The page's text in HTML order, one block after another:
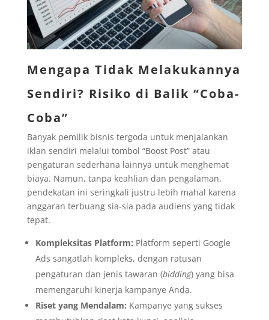
Mengapa Tidak Melakukannya
Sendiri? Risiko di Balik “Coba-
Coba”
Banyak pemilik bisnis tergoda untuk menjalankan
iklan sendiri melalui tombol “Boost Post” atau
pengaturan sederhana lainnya untuk menghemat
biaya. Namun, tanpa keahlian dan pengalaman,
pendekatan ini seringkali justru lebih mahal karena
anggaran terbuang sia-sia pada audiens yang tidak
tepat.
Kompleksitas Platform: Platform seperti Google
Ads sangatlah kompleks, dengan ratusan
pengaturan dan jenis tawaran (bidding) yang bisa
memengaruhi kinerja kampanye Anda.
Riset yang Mendalam: Kampanye yang sukses